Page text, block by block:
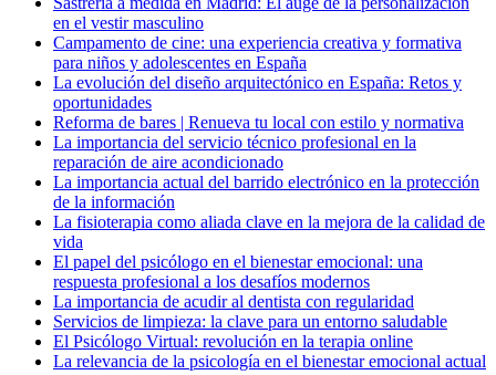
en el vestir masculino
Campamento de cine: una experiencia creativa y formativa
para niños y adolescentes en España
La evolución del diseño arquitectónico en España: Retos y
oportunidades
Reforma de bares | Renueva tu local con estilo y normativa
La importancia del servicio técnico profesional en la
reparación de aire acondicionado
La importancia actual del barrido electrónico en la protección
de la información
La fisioterapia como aliada clave en la mejora de la calidad de
vida
El papel del psicólogo en el bienestar emocional: una
respuesta profesional a los desafíos modernos
La importancia de acudir al dentista con regularidad
Servicios de limpieza: la clave para un entorno saludable
El Psicólogo Virtual: revolución en la terapia online
La relevancia de la psicología en el bienestar emocional actual